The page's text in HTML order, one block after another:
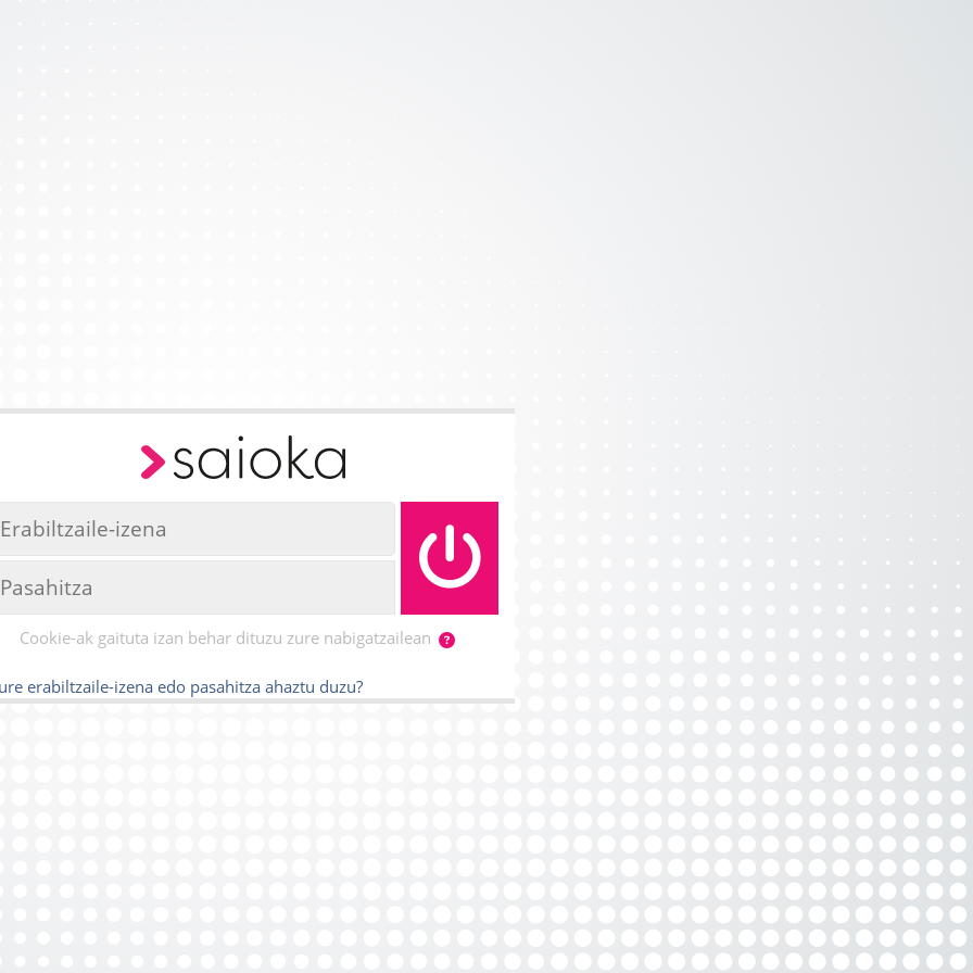
Cookie-ak gaituta izan behar dituzu zure nabigatzailean
erabiltzaile-izena edo pasahitza ahaztu duzu?